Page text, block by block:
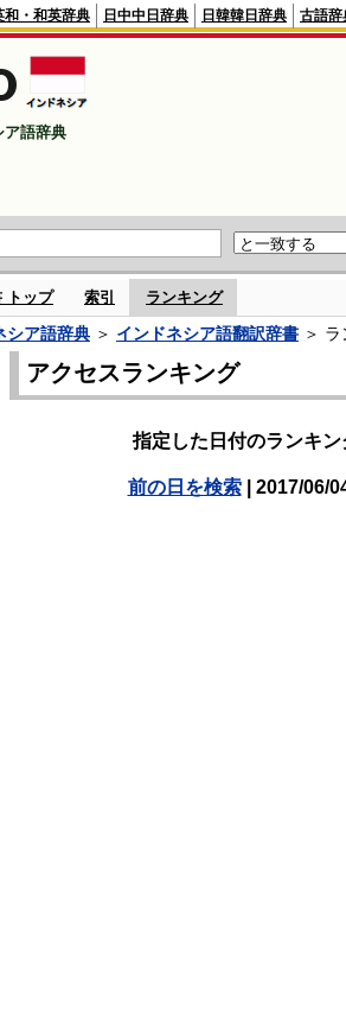
和・和英辞典 日中中日辞典 日韓韓日辞典 古語辞
ア語辞典
トップ 索引 ランキング
シア語辞典 ＞ インドネシア語翻訳辞書 ＞
アクセスランキング
指定した日付のランキ
前の日を検索| 2017/06/